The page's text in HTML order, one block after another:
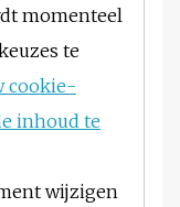
momenteel
te
cookie-
inhoud te
wijzigen